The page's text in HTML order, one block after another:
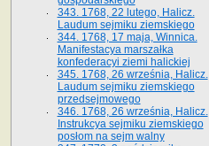
343. 1768, 22 lutego, Halicz.
Laudum sejmiku ziemskiego
344. 1768, 17 maja, Winnica.
Manifestacya marszałka
konfederacyi ziemi halickiej
345. 1768, 26 września, Halicz.
Laudum sejmiku ziemskiego
przedsejmowego
346. 1768, 26 września, Halicz.
Instrukcya sejmiku ziemskiego
posłom na sejm walny